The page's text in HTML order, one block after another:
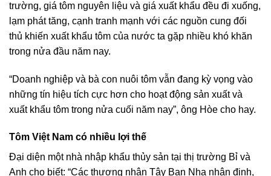
trường, giá tôm nguyên liệu và giá xuất khẩu đều đi xuống,
lạm phát tăng, cạnh tranh mạnh với các nguồn cung đối
thủ khiến xuất khẩu tôm của nước ta gặp nhiều khó khăn
trong nửa đầu năm nay.
“Doanh nghiệp và bà con nuôi tôm vẫn đang kỳ vọng vào
những tín hiệu tích cực hơn cho hoạt động sản xuất và
xuất khẩu tôm trong nửa cuối năm nay”, ông Hòe cho hay.
Tôm Việt Nam có nhiều lợi thế
Đại diện một nhà nhập khẩu thủy sản tại thị trường Bỉ và
Anh cho biết: “Các thương nhân Tây Ban Nha nhận định,